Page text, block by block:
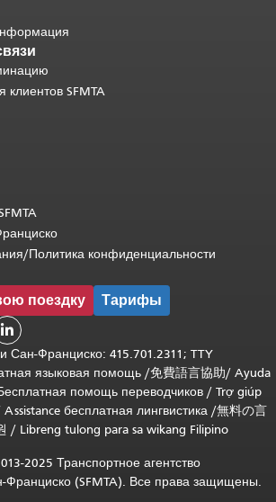
клиентов SFMTA
Политика конфиденциальности
поездку Тарифы

Сан-Франциско: 415.701.2311; TTY
языковая помощь /免費語言協助/ Ayuda
помощь переводчиков / Trợ giúp
Assistance бесплатная лингвистика /無料の言
/ Libreng tulong para sa wikang Filipino
2025 Транспортное агентство
Франциско (SFMTA). Все права защищены.